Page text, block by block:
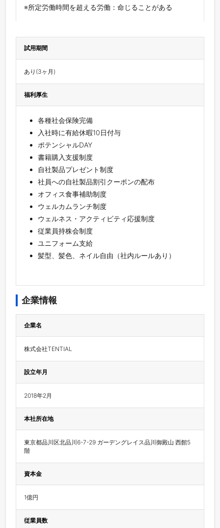
※所定労働時間を超える労働：命じることがある
試用期間
あり(3ヶ月)
福利厚生
各種社会保険完備
入社時に有給休暇10日付与
ポテンシャルDAY
書籍購入支援制度
自社製品プレゼント制度
社員への自社製品割引クーポンの配布
オフィス食事補助制度
ウェルカムランチ制度
ウェルネス・アクティビティ応援制度
従業員持株会制度
ユニフォーム支給
髪型、髪色、ネイル自由（社内ルールあり）
企業情報
企業名
株式会社TENTIAL
設立年月
2018年2月
本社所在地
東京都品川区北品川6-7-29 ガーデングレイス品川御殿山 西館5
階
資本金
1億円
従業員数